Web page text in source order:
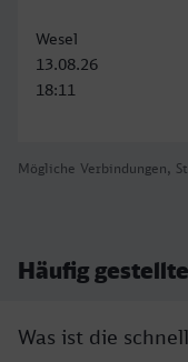
Mögliche Verbindungen,
Wesel
13.08.26
18:11
Häufig
Was ist die